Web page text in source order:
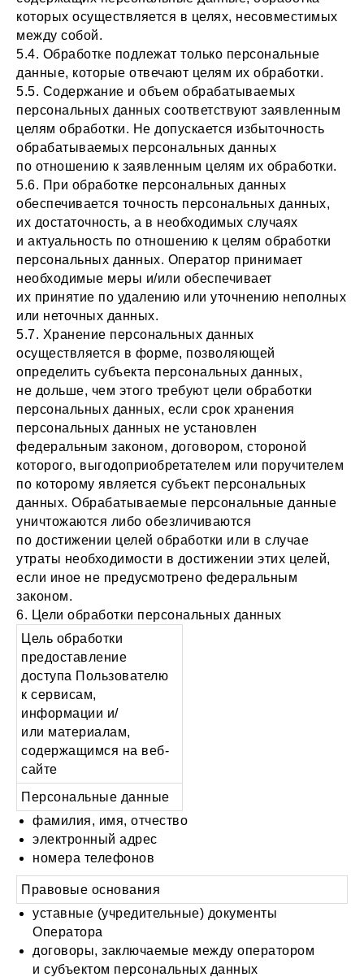
которых осуществляется в целях, несовместимых
между собой.
5.4. Обработке подлежат только персональные
данные, которые отвечают целям их обработки.
5.5. Содержание и объем обрабатываемых
персональных данных соответствуют заявленным
целям обработки. Не допускается избыточность
обрабатываемых персональных данных
по отношению к заявленным целям их обработки.
5.6. При обработке персональных данных
обеспечивается точность персональных данных,
их достаточность, а в необходимых случаях
и актуальность по отношению к целям обработки
персональных данных. Оператор принимает
необходимые меры и/или обеспечивает
их принятие по удалению или уточнению неполных
или неточных данных.
5.7. Хранение персональных данных
осуществляется в форме, позволяющей
определить субъекта персональных данных,
не дольше, чем этого требуют цели обработки
персональных данных, если срок хранения
персональных данных не установлен
федеральным законом, договором, стороной
которого, выгодоприобретателем или поручителем
по которому является субъект персональных
данных. Обрабатываемые персональные данные
уничтожаются либо обезличиваются
по достижении целей обработки или в случае
утраты необходимости в достижении этих целей,
если иное не предусмотрено федеральным
законом.
6. Цели обработки персональных данных
Цель обработки
предоставление
доступа Пользователю
к сервисам,
информации и/
или материалам,
содержащимся на веб-
сайте
Персональные данные
фамилия, имя, отчество
электронный адрес
номера телефонов
Правовые основания
уставные (учредительные) документы
Оператора
договоры, заключаемые между оператором
и субъектом персональных данных